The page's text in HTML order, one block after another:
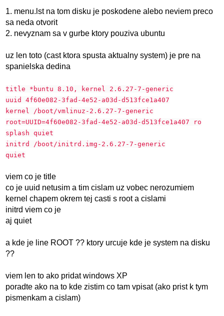
1. menu.lst na tom disku je poskodene alebo neviem preco
sa neda otvorit
2. nevyznam sa v gurbe ktory pouziva ubuntu
uz len toto (cast ktora spusta aktualny system) je pre na
spanielska dedina
title *buntu 8.10, kernel 2.6.27-7-generic
uuid 4f60e082-3fad-4e52-a03d-d513fce1a407
kernel /boot/vmlinuz-2.6.27-7-generic
root=UUID=4f60e082-3fad-4e52-a03d-d513fce1a407 ro
splash quiet
initrd /boot/initrd.img-2.6.27-7-generic
quiet
viem co je title
co je uuid netusim a tim cislam uz vobec nerozumiem
kernel chapem okrem tej casti s root a cislami
initrd viem co je
aj quiet
a kde je line ROOT ?? ktory urcuje kde je system na disku
??
viem len to ako pridat windows XP
poradte ako na to kde zistim co tam vpisat (ako prist k tym
pismenkam a cislam)